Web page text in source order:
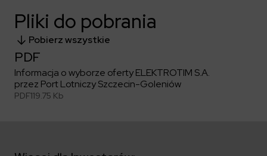
Ład korporacyjny
Sygnaliści
Zintegrowany System Zarządzania
Czytaj więcej
ELEKTROTIM w mediach
Materiały prasowe
Kontakt dla mediów
Kontakt
Pliki do pobrania
Pobierz wszystkie
PDF
Informacja o wyborze oferty ELEKTROTIM S.A.
przez Port Lotniczy Szczecin-Goleniów
PDF119.75 Kb